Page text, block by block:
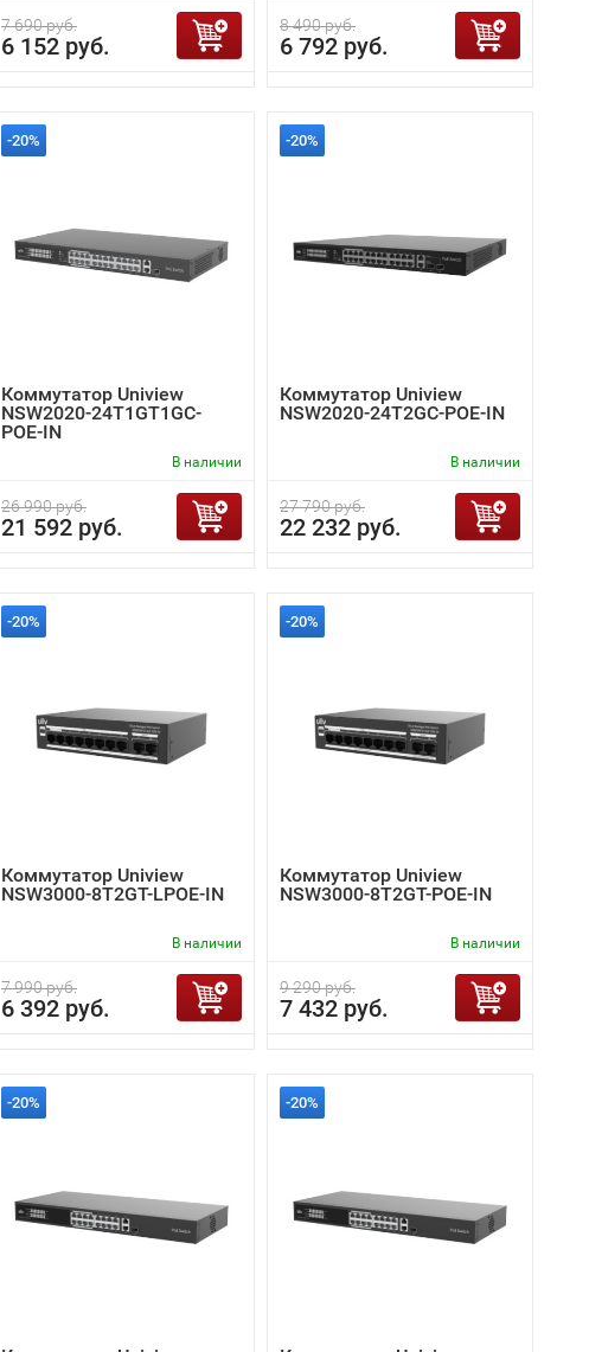
7 690 руб.
6 152 руб.
8 490 руб.
6 792 руб.
-20%
Коммутатор Uniview
NSW2020-24T1GT1GC-
POE-IN
В наличии
26 990 руб.
21 592 руб.
-20%
Коммутатор Uniview
NSW2020-24T2GC-POE-IN
В наличии
27 790 руб.
22 232 руб.
-20%
Коммутатор Uniview
NSW3000-8T2GT-LPOE-IN
В наличии
7 990 руб.
6 392 руб.
-20%
Коммутатор Uniview
NSW3000-8T2GT-POE-IN
В наличии
9 290 руб.
7 432 руб.
-20% -20%